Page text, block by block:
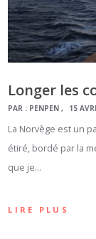
Longer les
PAR : PENPEN 15
La Norvège est un
étiré, bordé par la
que je…
LIRE PLUS